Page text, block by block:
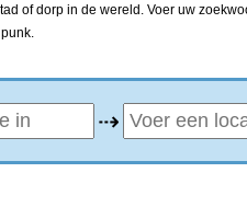
of dorp in de wereld. Voer uw
⇢